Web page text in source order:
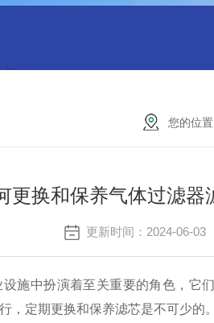
您的位置
更换和保养气体过滤器
更新时间：2024-06-
中扮演着至关重要的角色，它
，定期更换和保养滤芯是不可少的。